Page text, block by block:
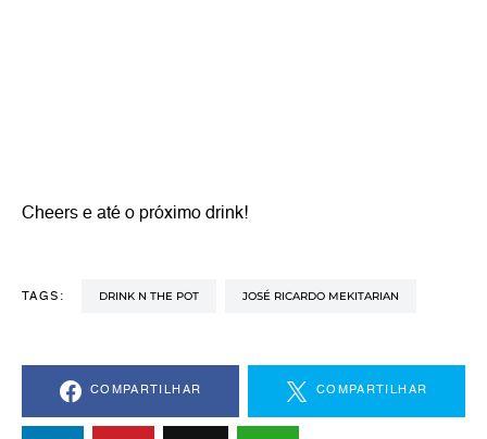
Cheers e até o próximo drink!
TAGS: DRINK N THE POT JOSÉ RICARDO MEKITARIAN
COMPARTILHAR COMPARTILHAR